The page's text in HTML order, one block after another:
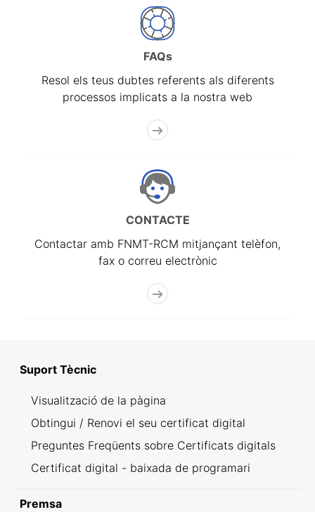
FAQs
Resol els teus dubtes referents als diferents
processos implicats a la nostra web
CONTACTE
Contactar amb FNMT-RCM mitjançant telèfon,
fax o correu electrònic
Suport Tècnic
Visualització de la pàgina
Obtingui / Renovi el seu certificat digital
Preguntes Freqüents sobre Certificats digitals
Certificat digital - baixada de programari
Premsa